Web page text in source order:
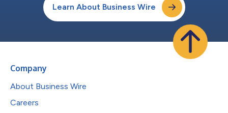
Learn About Business Wire
Company
About Business Wire
Careers